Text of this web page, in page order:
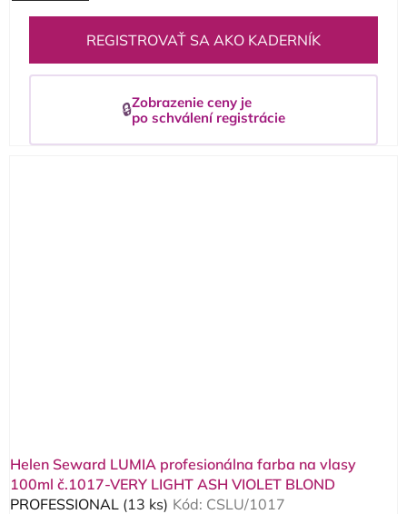
REGISTROVAŤ SA AKO KADERNÍK
🔒Zobrazenie ceny je
po schválení registrácie
Helen Seward LUMIA profesionálna farba na vlasy
100ml č.1017-VERY LIGHT ASH VIOLET BLOND
PROFESSIONAL (13 ks) Kód: CSLU/1017